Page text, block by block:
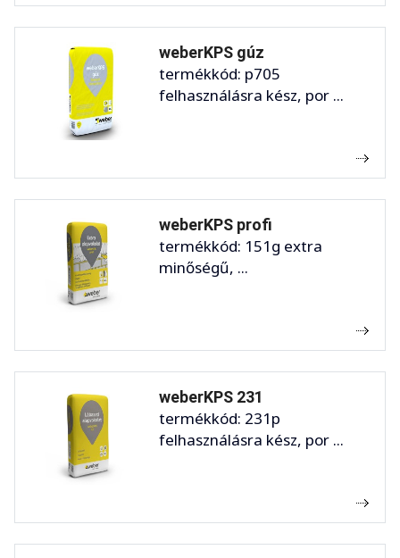
weberKPS gúz
termékkód: p705
felhasználásra kész, por ...
weberKPS profi
termékkód: 151g extra
minőségű, ...
weberKPS 231
termékkód: 231p
felhasználásra kész, por ...